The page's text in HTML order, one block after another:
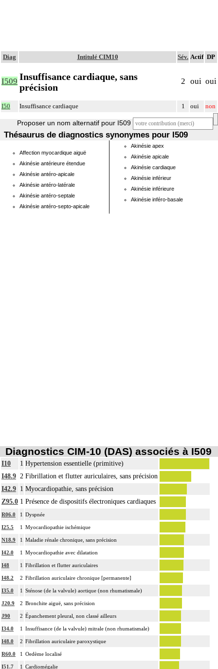
Diag Intitulé CIM10 Sév. Actif DP
I509 Insuffisance cardiaque, sans
précision
2 oui oui
I50 Insuffisance cardiaque 1 oui non
Proposer un nom alternatif pour I509
Thésaurus de diagnostics synonymes pour I509
Affection myocardique aiguë
Akinésie antérieure étendue
Akinésie antéro-apicale
Akinésie antéro-latérale
Akinésie antéro-septale
Akinésie antéro-septo-apicale
Akinésie apex
Akinésie apicale
Akinésie cardiaque
Akinésie inférieur
Akinésie inférieure
Akinésie inféro-basale
Diagnostics CIM-10 (DAS) associés à I509
I10 1 Hypertension essentielle (primitive)
I48.9 2 Fibrillation et flutter auriculaires, sans précision
I42.9 1 Myocardiopathie, sans précision
Z95.0 1 Présence de dispositifs électroniques cardiaques
R06.0 1 Dyspnée
I25.5 1 Myocardiopathie ischémique
N18.9 1 Maladie rénale chronique, sans précision
I42.0 1 Myocardiopathie avec dilatation
I48 1 Fibrillation et flutter auriculaires
I48.2 2 Fibrillation auriculaire chronique [permanente]
I35.0 1 Sténose (de la valvule) aortique (non rhumatismale)
J20.9 2 Bronchite aiguë, sans précision
J90 2 Épanchement pleural, non classé ailleurs
I34.0 1 Insuffisance (de la valvule) mitrale (non rhumatismale)
I48.0 2 Fibrillation auriculaire paroxystique
R60.0 1 Oedème localisé
I51.7 1 Cardiomégalie